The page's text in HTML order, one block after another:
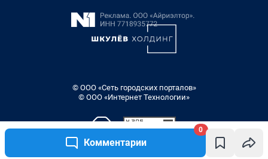
Комментарии
0
© ООО «Сеть городских порталов»
© ООО «Интернет Технологии»